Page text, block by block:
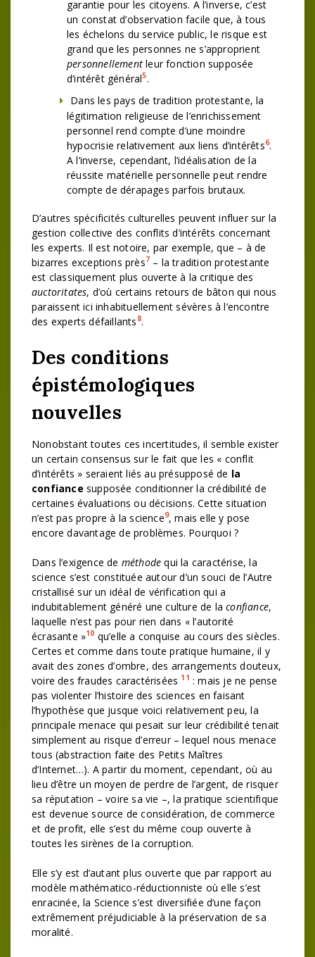
garantie pour les citoyens. A l’inverse, c’est
un constat d’observation facile que, à tous
les échelons du service public, le risque est
grand que les personnes ne s’approprient
personnellement leur fonction supposée
d’intérêt général5.
Dans les pays de tradition protestante, la
légitimation religieuse de l’enrichissement
personnel rend compte d’une moindre
hypocrisie relativement aux liens d’intérêts6.
A l’inverse, cependant, l’idéalisation de la
réussite matérielle personnelle peut rendre
compte de dérapages parfois brutaux.
D’autres spécificités culturelles peuvent influer sur la
gestion collective des conflits d’intérêts concernant
les experts. Il est notoire, par exemple, que – à de
bizarres exceptions près7 – la tradition protestante
est classiquement plus ouverte à la critique des
auctoritates, d’où certains retours de bâton qui nous
paraissent ici inhabituellement sévères à l’encontre
des experts défaillants 8.
Des conditions
épistémologiques
nouvelles
Nonobstant toutes ces incertitudes, il semble exister
un certain consensus sur le fait que les « conflit
d’intérêts » seraient liés au présupposé de la
confiance supposée conditionner la crédibilité de
certaines évaluations ou décisions. Cette situation
n’est pas propre à la science9, mais elle y pose
encore davantage de problèmes. Pourquoi ?
Dans l’exigence de méthode qui la caractérise, la
science s’est constituée autour d’un souci de l’Autre
cristallisé sur un idéal de vérification qui a
indubitablement généré une culture de laconfiance,
laquelle n’est pas pour rien dans « l’autorité
écrasante »10 qu’elle a conquise au cours des siècles.
Certes et comme dans toute pratique humaine, il y
avait des zones d’ombre, des arrangements douteux,
voire des fraudes caractérisées 11 : mais je ne pense
pas violenter l’histoire des sciences en faisant
l’hypothèse que jusque voici relativement peu, la
principale menace qui pesait sur leur crédibilité tenait
simplement au risque d’erreur – lequel nous menace
tous (abstraction faite des Petits Maîtres
d’Internet…). A partir du moment, cependant, où au
lieu d’être un moyen de perdre de l’argent, de risquer
sa réputation – voire sa vie –, la pratique scientifique
est devenue source de considération, de commerce
et de profit, elle s’est du même coup ouverte à
toutes les sirènes de la corruption.
Elle s’y est d’autant plus ouverte que par rapport au
modèle mathématico-réductionniste où elle s’est
enracinée, la Science s’est diversifiée d’une façon
extrêmement préjudiciable à la préservation de sa
moralité.